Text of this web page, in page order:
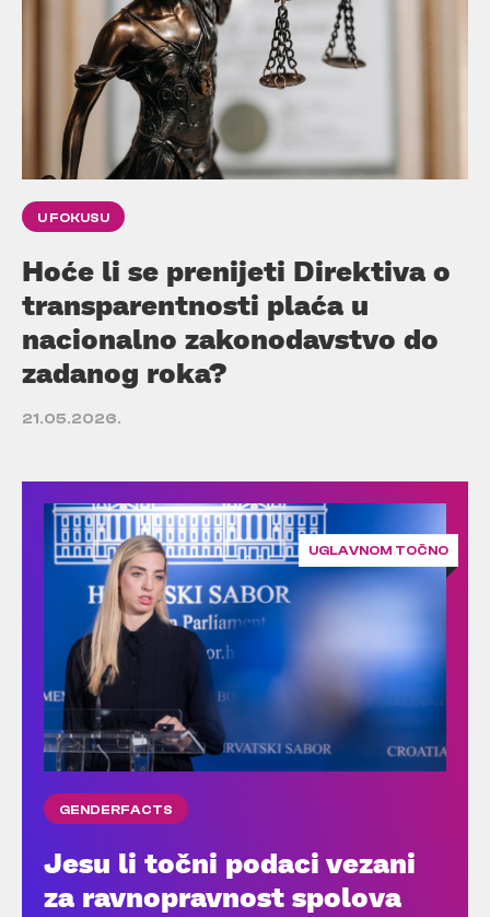
U FOKUSU
Hoće li se prenijeti Direktiva o
transparentnosti plaća u
nacionalno zakonodavstvo do
zadanog roka?
21.05.2026.
UGLAVNOM TOČNO
GENDERFACTS
Jesu li točni podaci vezani
za ravnopravnost spolova